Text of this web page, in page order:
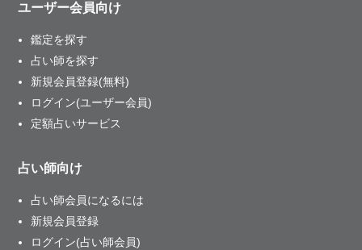
ユーザー会員向け
鑑定を探す
占い師を探す
新規会員登録(無料)
ログイン(ユーザー会員)
定額占いサービス
占い師向け
占い師会員になるには
新規会員登録
ログイン(占い師会員)